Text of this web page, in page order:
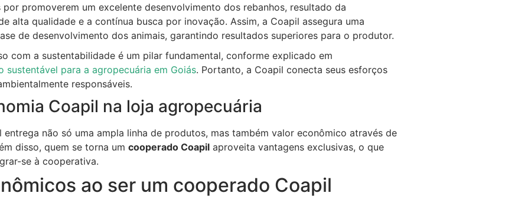
promoverem um excelente desenvolvimento dos rebanhos, resultado da
alta qualidade e a contínua busca por inovação. Assim, a Coapil assegura uma
de desenvolvimento dos animais, garantindo resultados superiores para o produtor.
com a sustentabilidade é um pilar fundamental, conforme explicado em
sustentável para a agropecuária em Goiás. Portanto, a Coapil conecta seus esforços
responsáveis.
Coapil na loja agropecuária
não só uma ampla linha de produtos, mas também valor econômico através de
disso, quem se torna um cooperado Coapil aproveita vantagens exclusivas, o que
se à cooperativa.
ao ser um cooperado Coapil